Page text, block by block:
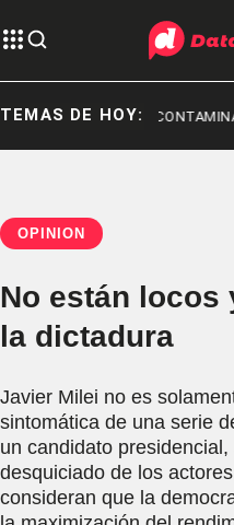
TEMAS DE HOY:
FENTANILO CONTAMINADO
OPINIÓN
No están locos
la dictadura
Javier Milei no es
sintomática de una serie
un candidato
desquiciado de los
consideran que la